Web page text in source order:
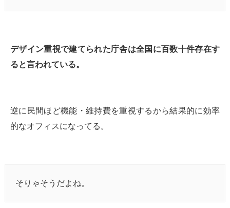
デザイン重視で建てられた庁舎は全国に百数十件存在す
ると言われている。
逆に民間ほど機能・維持費を重視するから結果的に効率
的なオフィスになってる。
そりゃそうだよね。